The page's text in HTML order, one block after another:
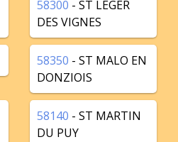
58300 - ST LEGER
DES VIGNES
58350 - ST MALO EN
DONZIOIS
58140 - ST MARTIN
DU PUY